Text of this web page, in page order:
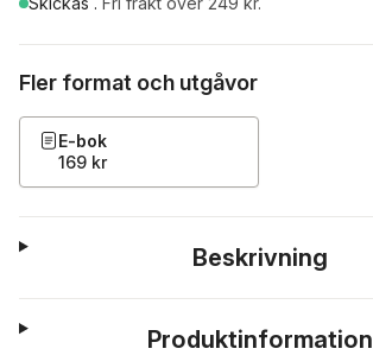
Fler format och utgåvor
E-bok
169 kr
Beskrivning
Produktinformation